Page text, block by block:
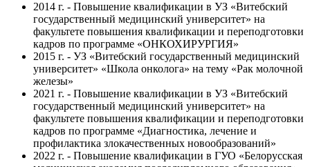
2014 г. - Повышение квалификации в УЗ «Витебский
государственный медицинский университет» на
факультете повышения квалификации и переподготовки
кадров по программе «ОНКОХИРУРГИЯ»
2015 г. - УЗ «Витебский государственный медицинский
университет» «Школа онколога» на тему «Рак молочной
железы»
2021 г. - Повышение квалификации в УЗ «Витебский
государственный медицинский университет» на
факультете повышения квалификации и переподготовки
кадров по программе «Диагностика, лечение и
профилактика злокачественных новообразований»
2022 г. - Повышение квалификации в ГУО «Белорусская